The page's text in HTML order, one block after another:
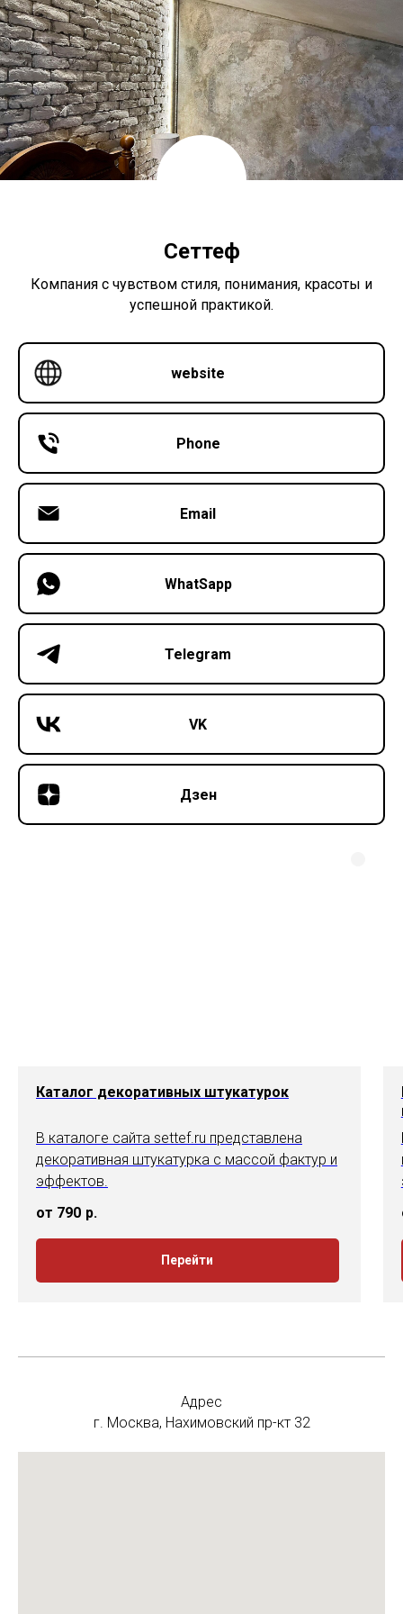
Сеттеф
Компания с чувством стиля, понимания, красоты и
успешной практикой.
website
Phone
Email
WhatSapp
Telegram
VK
Дзен
Каталог декоративных штукатурок
В каталоге сайта settef.ru представлена
декоративная штукатурка с массой фактур и
эффектов.
от 790 р.
Перейти
Адрес
г. Москва, Нахимовский пр-кт 32